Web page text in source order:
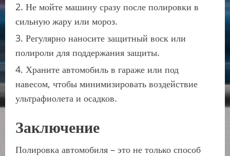
Не мойте машину сразу после полировки в
сильную жару или мороз.
Регулярно наносите защитный воск или
полироли для поддержания защиты.
Храните автомобиль в гараже или под
навесом, чтобы минимизировать воздействие
ультрафиолета и осадков.
Заключение
Полировка автомобиля – это не только способ